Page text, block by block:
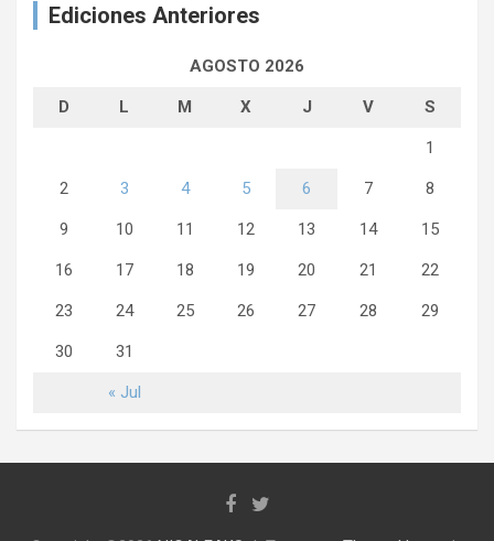
Ediciones Anteriores
AGOSTO 2026
D L M X J V S
« Jul
1
2 3 4 5 6 7 8
9 10 11 12 13 14 15
16 17 18 19 20 21 22
23 24 25 26 27 28 29
30 31